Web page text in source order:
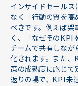
インサイドセール
なく「行動の質を高
べきです。例えば架
く、「なぜそのKPI
チームで共有しなが
化されます。また、
策の成熟度に応じて
返りの場で、KPI未